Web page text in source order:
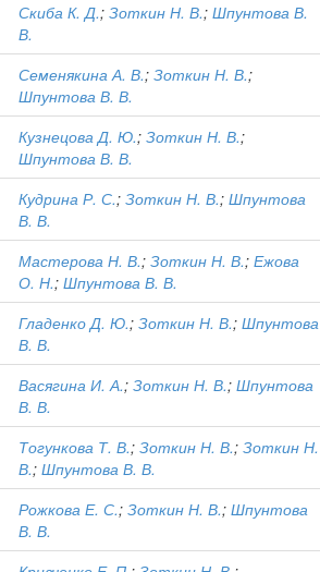
Скиба К. Д.;Зоткин Н. В.;Шпунтова В.
В.
Семенякина А. В.;Зоткин Н. В.;
Шпунтова В. В.
Кузнецова Д. Ю.;Зоткин Н. В.;
Шпунтова В. В.
Кудрина Р. С.;Зоткин Н. В.;Шпунтова
В. В.
Мастерова Н. В.;Зоткин Н. В.;Ежова
О. Н.;Шпунтова В. В.
Гладенко Д. Ю.;Зоткин Н. В.;Шпунтова
В. В.
Васягина И. А.;Зоткин Н. В.;Шпунтова
В. В.
Тогункова Т. В.;Зоткин Н. В.;Зоткин Н.
В.;Шпунтова В. В.
Рожкова Е. С.;Зоткин Н. В.;Шпунтова
В. В.